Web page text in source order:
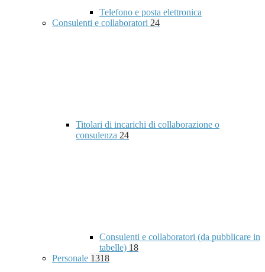
Telefono e posta elettronica
Consulenti e collaboratori 24
Titolari di incarichi di collaborazione o
consulenza 24
Consulenti e collaboratori (da pubblicare in
tabelle) 18
Personale 1318